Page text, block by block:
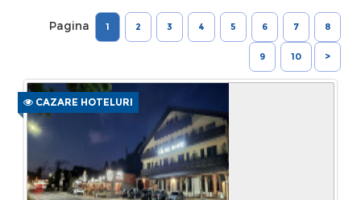
Pagina 1 2 3 4 5 6 7 8
9 10 >
CAZARE HOTELURI